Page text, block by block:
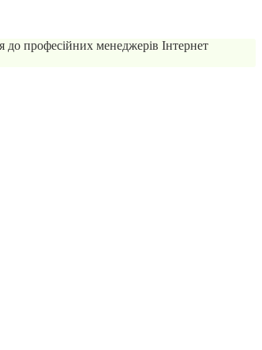
професійних менеджерів Інтернет